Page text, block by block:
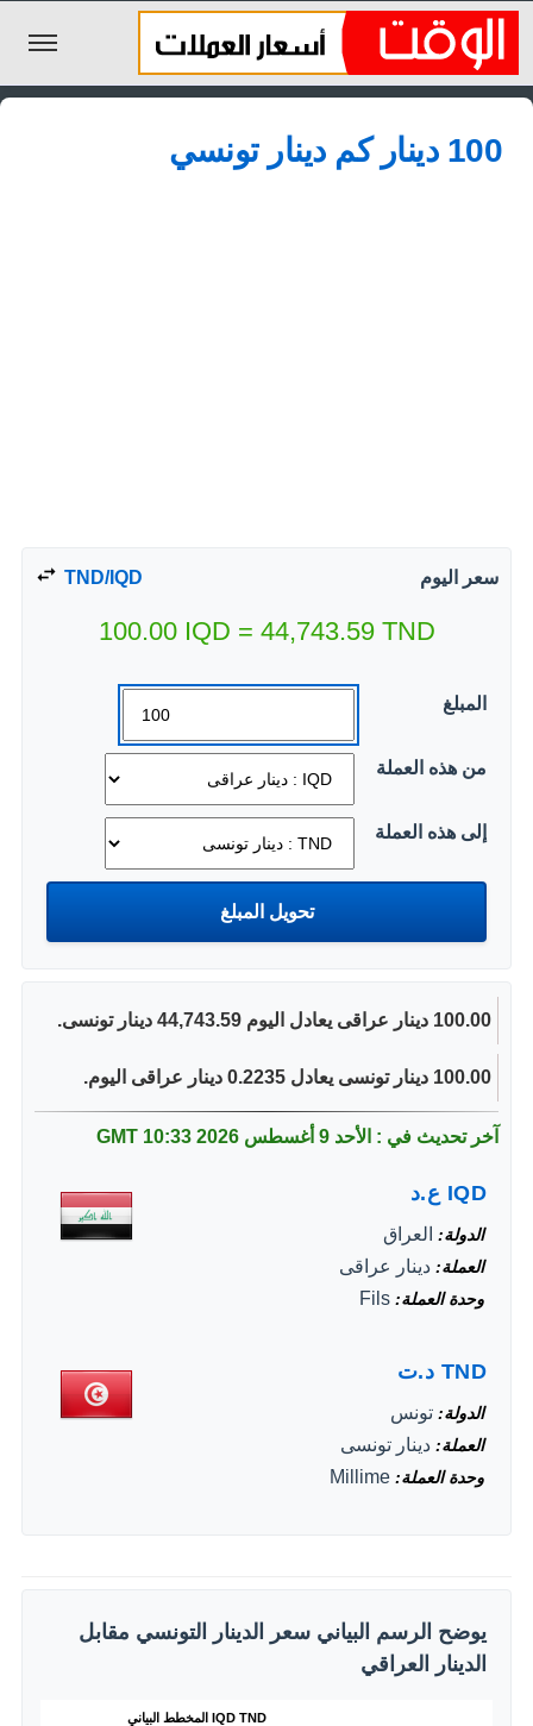
الليرة السورية
الجنيه المصري
100 دينار كم دينار تونسي
سعر اليوم TND/IQD
100.00 IQD = 44,743.59 TND
المبلغ
من هذه العملة
إلى هذه العملة
100.00 دينار عراقى يعادل اليوم 44,743.59 دينار تونسى.
100.00 دينار تونسى يعادل 0.2235 دينار عراقى اليوم.
آخر تحديث في : الأحد 9 أغسطس 2026 10:33 GMT
IQD ع.د
الدولة العراق
العملة دينار عراقى
وحدة العملة Fils
TND د.ت
الدولة تونس
العملة دينار تونسى
وحدة العملة Millime
يوضح الرسم البياني سعر الدينار التونسي مقابل
الدينار العراقي
المخطط البياني IQD TND